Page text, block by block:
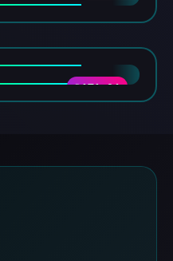
DATA-04